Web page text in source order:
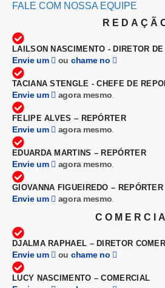
FALE COM NOSSA EQUIPE
LAILSON NASCIMENTO - DIRETOR
Envie um ou chame no
TACIANA STENGLE - CHEFE DE
Envie um agora mesmo
FELIPE ALVES – REPÓRTER
Envie um agora mesmo
EDUARDA MARTINS – REPÓRTER
Envie um agora mesmo
GIOVANNA FIGUEIREDO – REPÓRTER
Envie um agora mesmo
DJALMA RAPHAEL – DIRETOR
Envie um ou chame no
LUCY NASCIMENTO – COMERCIAL